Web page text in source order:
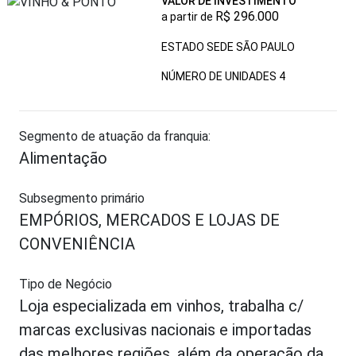
a partir de R$ 296.000
ESTADO SEDE SÃO PAULO
NÚMERO DE UNIDADES 4
Segmento de atuação da franquia:
Alimentação
Subsegmento primário
EMPÓRIOS, MERCADOS E LOJAS DE
CONVENIÊNCIA
Tipo de Negócio
Loja especializada em vinhos, trabalha c/
marcas exclusivas nacionais e importadas